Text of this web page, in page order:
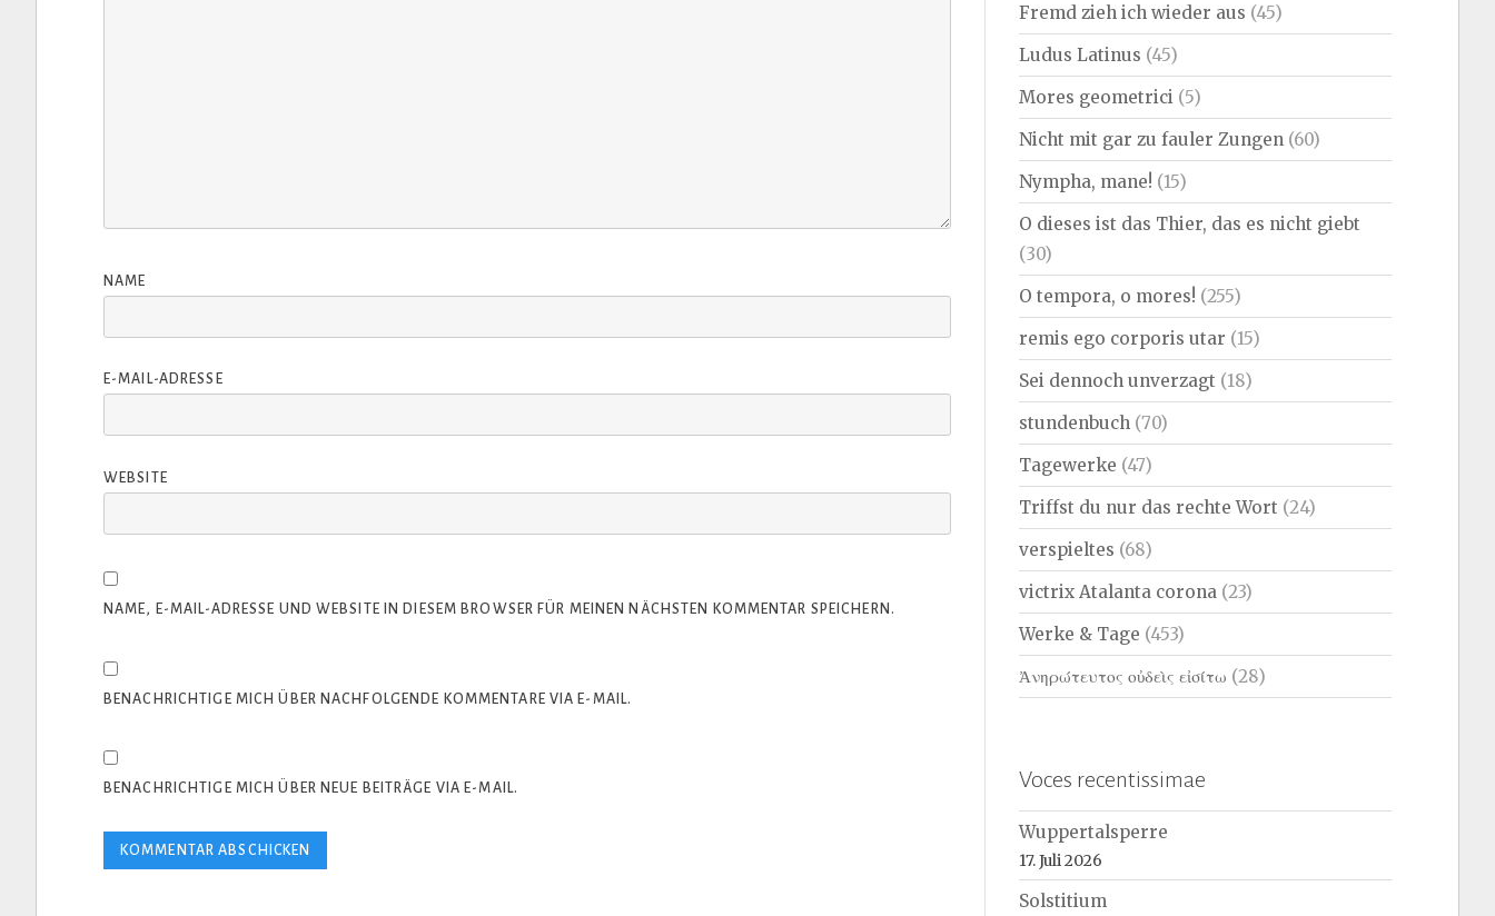
NAME
E-MAIL-ADRESSE
WEBSITE
NAME, E-MAIL-ADRESSE UND WEBSITE IN DIESEM BROWSER FÜR MEINEN NÄCHSTEN KOMMENTAR SPEICHERN.
BENACHRICHTIGE MICH ÜBER NACHFOLGENDE KOMMENTARE VIA E-MAIL.
BENACHRICHTIGE MICH ÜBER NEUE BEITRÄGE VIA E-MAIL.
Fremd zieh ich wieder aus (45)
Ludus Latinus (45)
Mores geometrici (5)
Nicht mit gar zu fauler Zungen (60)
Nympha, mane! (15)
O dieses ist das Thier, das es nicht giebt
(30)
O tempora, o mores! (255)
remis ego corporis utar (15)
Sei dennoch unverzagt (18)
stundenbuch (70)
Tagewerke (47)
Triffst du nur das rechte Wort (24)
verspieltes (68)
victrix Atalanta corona (23)
Werke & Tage (453)
Ἀνηρώτευτος οὐδεὶς εἰσίτω (28)
Voces recentissimae
Wuppertalsperre
17. Juli 2026
Solstitium